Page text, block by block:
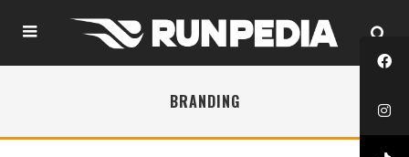
BRANDING